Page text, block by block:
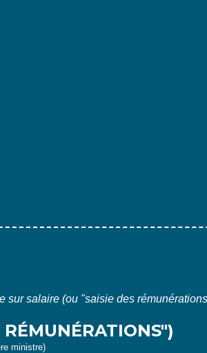
sur salaire (ou "saisie des
ministre)